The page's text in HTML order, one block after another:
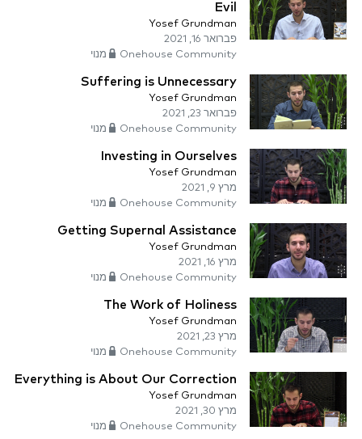
Evil
Yosef Grundman
פברואר 16, 2021
Onehouse Community מנוי
Suffering is Unnecessary
Yosef Grundman
פברואר 23, 2021
Onehouse Community מנוי
Investing in Ourselves
Yosef Grundman
מרץ 9, 2021
Onehouse Community מנוי
Getting Supernal Assistance
Yosef Grundman
מרץ 16, 2021
Onehouse Community מנוי
The Work of Holiness
Yosef Grundman
מרץ 23, 2021
Onehouse Community מנוי
Everything is About Our Correction
Yosef Grundman
מרץ 30, 2021
Onehouse Community מנוי